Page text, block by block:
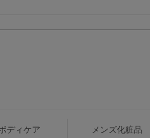
ディケア メンズ化粧品